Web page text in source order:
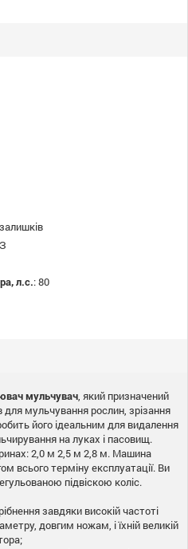
л.с.:80
мульчувач, який призначений
мульчування рослин, зрізання
його ідеальним для видалення
на луках і пасовищ.
2,0 м 2,5 м 2,8 м. Машина
всього терміну експлуатації. Ви
підвіскою коліс.
завдяки високій частоті
довгим ножам, і їхній великій